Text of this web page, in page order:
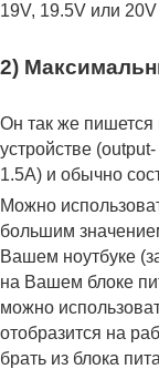
19V, 19.5V или 20V
2)
Он так же пишется
устройстве
1.5A) и обычно
Можно
большим
Вашем ноутбуке
на Вашем блоке
можно
отобразится на
брать из блока